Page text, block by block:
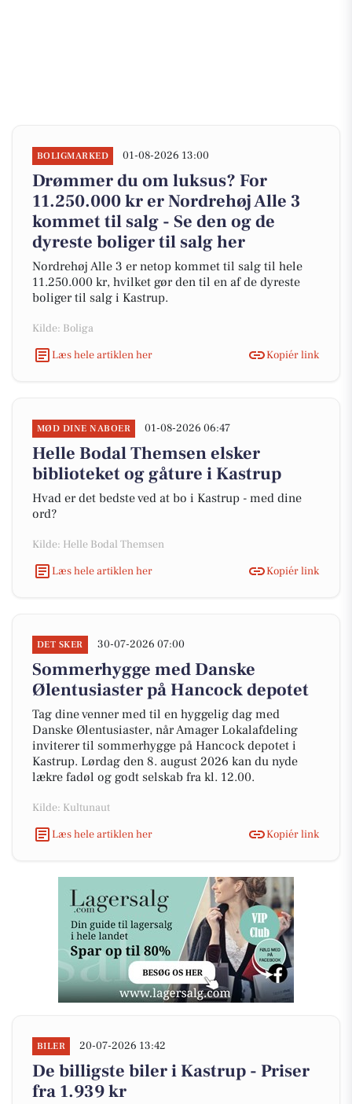
BOLIGMARKED 01-08-2026 13:00
Drømmer du om luksus? For
11.250.000 kr er Nordrehøj Alle 3
kommet til salg - Se den og de
dyreste boliger til salg her
Nordrehøj Alle 3 er netop kommet til salg til hele
11.250.000 kr, hvilket gør den til en af de dyreste
boliger til salg i Kastrup.
Kilde: Boliga
Læs hele artiklen her
Kopiér link
MØD DINE NABOER 01-08-2026 06:47
Helle Bodal Themsen elsker
biblioteket og gåture i Kastrup
Hvad er det bedste ved at bo i Kastrup - med dine
ord?
Kilde: Helle Bodal Themsen
Læs hele artiklen her
Kopiér link
DET SKER 30-07-2026 07:00
Sommerhygge med Danske
Ølentusiaster på Hancock depotet
Tag dine venner med til en hyggelig dag med
Danske Ølentusiaster, når Amager Lokalafdeling
inviterer til sommerhygge på Hancock depotet i
Kastrup. Lørdag den 8. august 2026 kan du nyde
lækre fadøl og godt selskab fra kl. 12.00.
Kilde: Kultunaut
Læs hele artiklen her
Kopiér link
BILER 20-07-2026 13:42
De billigste biler i Kastrup - Priser
fra 1.939 kr